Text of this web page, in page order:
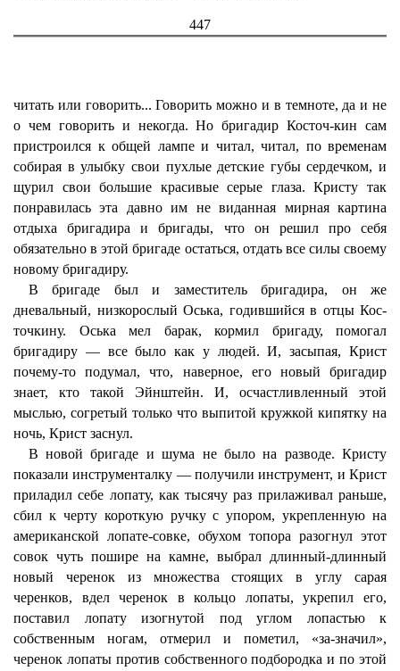
447
читать или говорить... Говорить можно и в темноте, да и не
о чем говорить и некогда. Но бригадир Косточ-кин сам
пристроился к общей лампе и читал, читал, по временам
собирая в улыбку свои пухлые детские губы сердечком, и
щурил свои большие красивые серые глаза. Кристу так
понравилась эта давно им не виданная мирная картина
отдыха бригадира и бригады, что он решил про себя
обязательно в этой бригаде остаться, отдать все силы своему
новому бригадиру.
В бригаде был и заместитель бригадира, он же
дневальный, низкорослый Оська, годившийся в отцы Кос-
точкину. Оська мел барак, кормил бригаду, помогал
бригадиру — все было как у людей. И, засыпая, Крист
почему-то подумал, что, наверное, его новый бригадир
знает, кто такой Эйнштейн. И, осчастливленный этой
мыслью, согретый только что выпитой кружкой кипятку на
ночь, Крист заснул.
В новой бригаде и шума не было на разводе. Кристу
показали инструменталку — получили инструмент, и Крист
приладил себе лопату, как тысячу раз прилаживал раньше,
сбил к черту короткую ручку с упором, укрепленную на
американской лопате-совке, обухом топора разогнул этот
совок чуть пошире на камне, выбрал длинный-длинный
новый черенок из множества стоящих в углу сарая
черенков, вдел черенок в кольцо лопаты, укрепил его,
поставил лопату изогнутой под углом лопастью к
собственным ногам, отмерил и пометил, «за-значил»,
черенок лопаты против собственного подбородка и по этой